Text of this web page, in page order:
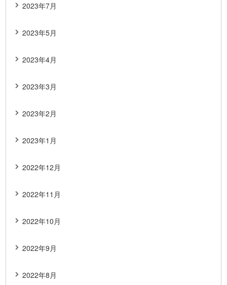
2023年7月
2023年5月
2023年4月
2023年3月
2023年2月
2023年1月
2022年12月
2022年11月
2022年10月
2022年9月
2022年8月